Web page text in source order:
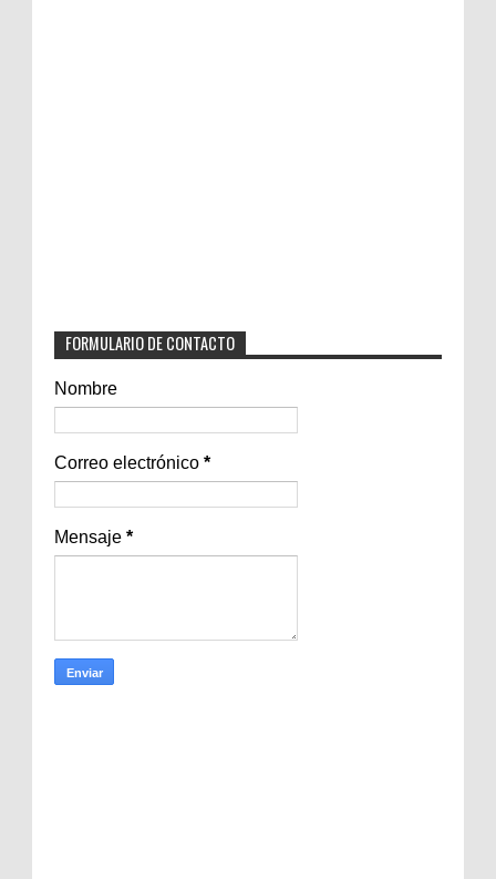
FORMULARIO DE CONTACTO
Nombre
Correo electrónico *
Mensaje *